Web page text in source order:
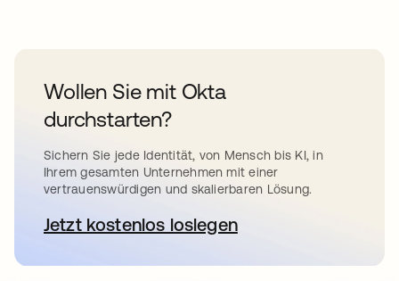
Wollen Sie mit Okta
durchstarten?
Sichern Sie jede Identität, von Mensch bis KI, in
Ihrem gesamten Unternehmen mit einer
vertrauenswürdigen und skalierbaren Lösung.
Jetzt kostenlos loslegen
wird in einer neuen